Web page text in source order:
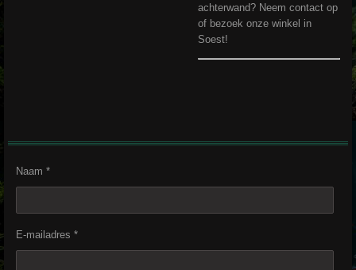
achterwand? Neem contact op
of bezoek onze winkel in
Soest!
Naam *
E-mailadres *